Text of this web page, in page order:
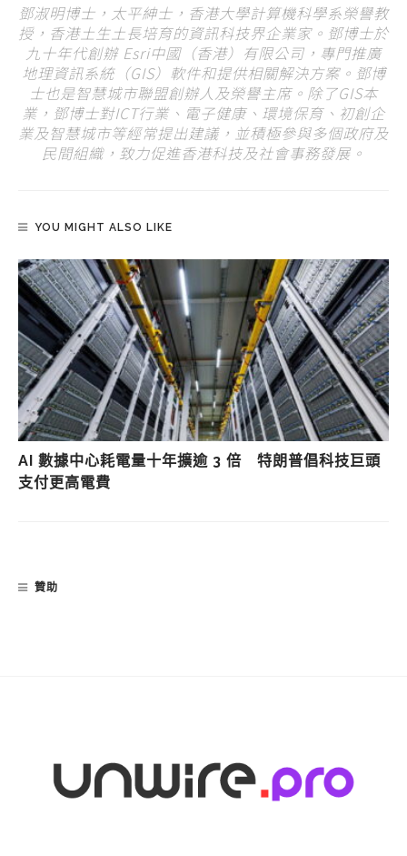
鄧淑明博士，太平紳士，香港大學計算機科學系榮譽教
授，香港土生土長培育的資訊科技界企業家。鄧博士於
九十年代創辦 Esri中國（香港）有限公司，專門推廣
地理資訊系統（GIS）軟件和提供相關解決方案。鄧博
士也是智慧城市聯盟創辦人及榮譽主席。除了GIS本
業，鄧博士對ICT行業、電子健康、環境保育、初創企
業及智慧城市等經常提出建議，並積極參與多個政府及
民間組織，致力促進香港科技及社會事務發展。
YOU MIGHT ALSO LIKE
AI 數據中心耗電量十年擴逾 3 倍 特朗普倡科技巨頭
支付更高電費
贊助